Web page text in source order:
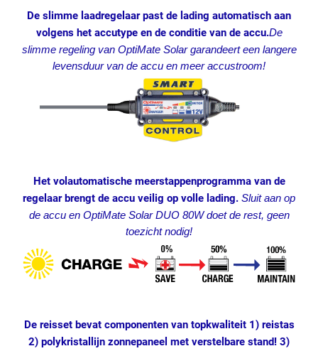
De slimme laadregelaar past de lading automatisch aan
volgens het accutype en de conditie van de accu.De
slimme regeling van OptiMate Solar garandeert een langere
levensduur van de accu en meer accustroom!
Het volautomatische meerstappenprogramma van de
regelaar brengt de accu veilig op volle lading. Sluit aan op
de accu en OptiMate Solar DUO 80W doet de rest, geen
toezicht nodig!
De reisset bevat componenten van topkwaliteit 1) reistas
2) polykristallijn zonnepaneel met verstelbare stand! 3)